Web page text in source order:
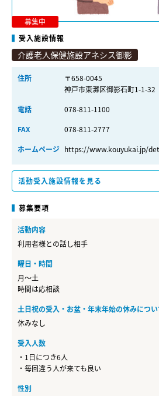
募集中
受入施設情報
介護老人保健施設アネシス御影
住所
〒658-0045
神戸市東灘区御影石町1-1-32
電話
078-811-1100
FAX
078-811-2777
ホームページ https://www.kouyukai.jp/
活動受入施設情報を見る
募集要項
活動内容
利用者様との話し相手
曜日・時間
月～土
時間は応相談
土日祝の受入・お盆・年末年始の休みについ
休みなし
受入人数
・1日につき6人
・毎回違う人が来ても良い
性別